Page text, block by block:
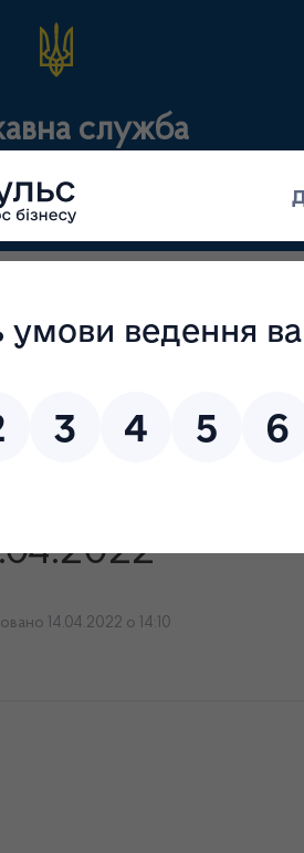
служба
Для громадськості
нагляд
(контроль)
засобів, крові
сертифікація
Одеської області станом на 14.04.2022
14.04.2022 о 14:10